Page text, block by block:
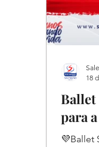
Ballet
para
💜Ballet
18